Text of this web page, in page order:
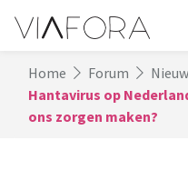
Home Forum
Hantavirus op
ons zorgen maken?